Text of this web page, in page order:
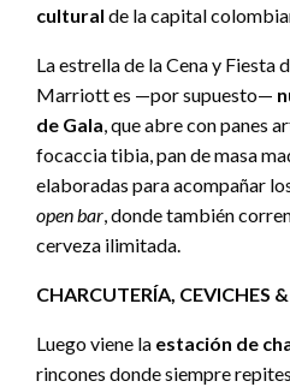
cultural de la capital
La estrella de la Cena y Fiesta
Marriott es —por supuesto—
de Gala, que abre con panes
focaccia tibia, pan de masa
elaboradas para acompañar
open bar, donde también
cerveza ilimitada.
CHARCUTERÍA, CEVICHES
Luego viene la estación de
rincones donde siempre